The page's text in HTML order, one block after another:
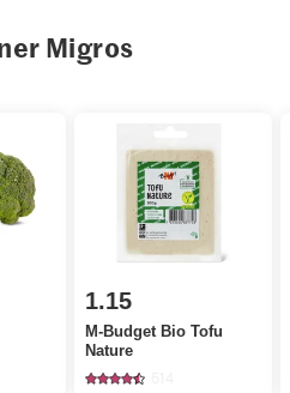
Migros
1.15
M-Budget Bio Tofu
Nature